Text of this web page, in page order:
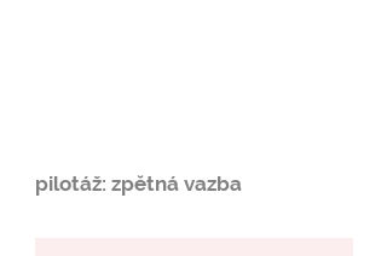
pilotáž: zpětná vazba